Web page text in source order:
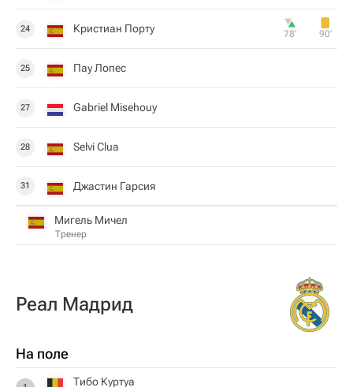
24 Кристиан Порту 78‎’‎ 90‎’‎
25 Пау Лопес
27 Gabriel Misehouy
28 Selvi Clua
31 Джастин Гарсия
Мигель Мичел
Тренер
Реал Мадрид
На поле
Тибо Куртуа